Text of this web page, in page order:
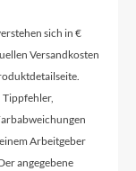
Nylon mit
sich in €
Versandkosten
Arbeitgeber
angegebene